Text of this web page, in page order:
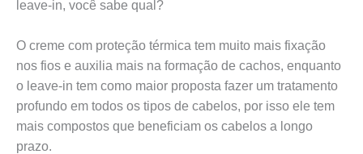
leave-in, você sabe qual?
O creme com proteção térmica tem muito mais fixação
nos fios e auxilia mais na formação de cachos, enquanto
o leave-in tem como maior proposta fazer um tratamento
profundo em todos os tipos de cabelos, por isso ele tem
mais compostos que beneficiam os cabelos a longo
prazo.